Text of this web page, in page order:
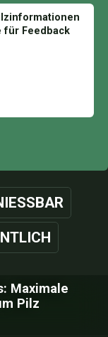
Maximale
Pilz